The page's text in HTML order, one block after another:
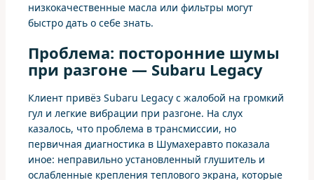
низкокачественные масла или фильтры могут
быстро дать о себе знать.
Проблема: посторонние шумы
при разгоне — Subaru Legacy
Клиент привёз Subaru Legacy с жалобой на громкий
гул и легкие вибрации при разгоне. На слух
казалось, что проблема в трансмиссии, но
первичная диагностика в Шумахеравто показала
иное: неправильно установленный глушитель и
ослабленные крепления теплового экрана, которые